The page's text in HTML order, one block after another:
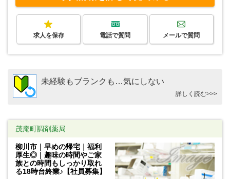
求人を保存 電話で質問 メールで質問
未経験もブランクも…気にしない
詳しく読む>>>
茂庵町調剤薬局
柳川市｜早めの帰宅｜福利
厚生◎｜趣味の時間やご家
族との時間もしっかり取れ
る18時台終業♪【社員募集】